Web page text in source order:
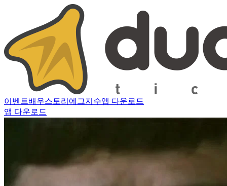
이벤트배우스토리 에그지수앱 다운로드
앱 다운로드